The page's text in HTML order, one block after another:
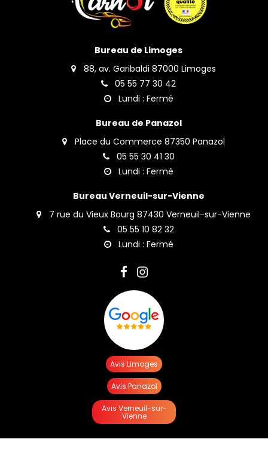
Bureau de Limoges
88, av. Garibaldi 87000 Limoges
05 55 77 30 42
Lundi : Fermé
Bureau de Panazol
Place du Commerce 87350 Panazol
05 55 30 41 30
Lundi : Fermé
Bureau Verneuil-sur-Vienne
7 rue du Vieux Bourg 87430 Verneuil-sur-Vienne
05 55 10 82 32
Lundi : Fermé
Avis Limoges
Avis Panazol
Avis Verneuil-sur-
Vienne